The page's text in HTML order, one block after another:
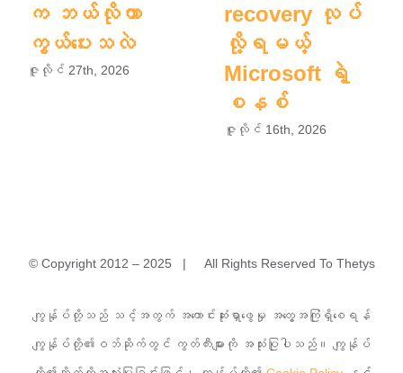
ကျွန်ုပ်တို့သည် သင့်အတွက် အကောင်းဆုံးရှာဖွေမှု အတွေ့အကြုံရှိစေရန်
ကျွန်ုပ်တို့၏ဝဘ်ဆိုက်တွင် ကွတ်ကီးများကို အသုံးပြုပါသည်။ ကျွန်ုပ်
က ဘယ်လိုကာ
ကွယ်ပေးသလဲ
ဇူလိုင် 27th, 2026
recovery လုပ်
လို့ရမယ့်
Microsoft ရဲ့
စနစ်
ဇူလိုင် 16th, 2026
© Copyright 2012 – 2025 | All Rights Reserved To Thetys